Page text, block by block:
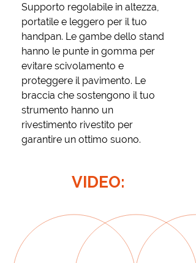
Supporto regolabile in altezza,
portatile e leggero per il tuo
handpan. Le gambe dello stand
hanno le punte in gomma per
evitare scivolamento e
proteggere il pavimento​. Le
braccia che sostengono il tuo
strumento hanno un
rivestimento rivestito per
garantire un ottimo suono.
VIDEO: